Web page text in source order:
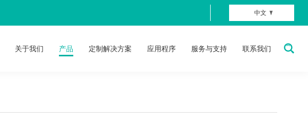
中文
关于我们 产品 定制解决方案 应用程序 服务与支持 联系我们